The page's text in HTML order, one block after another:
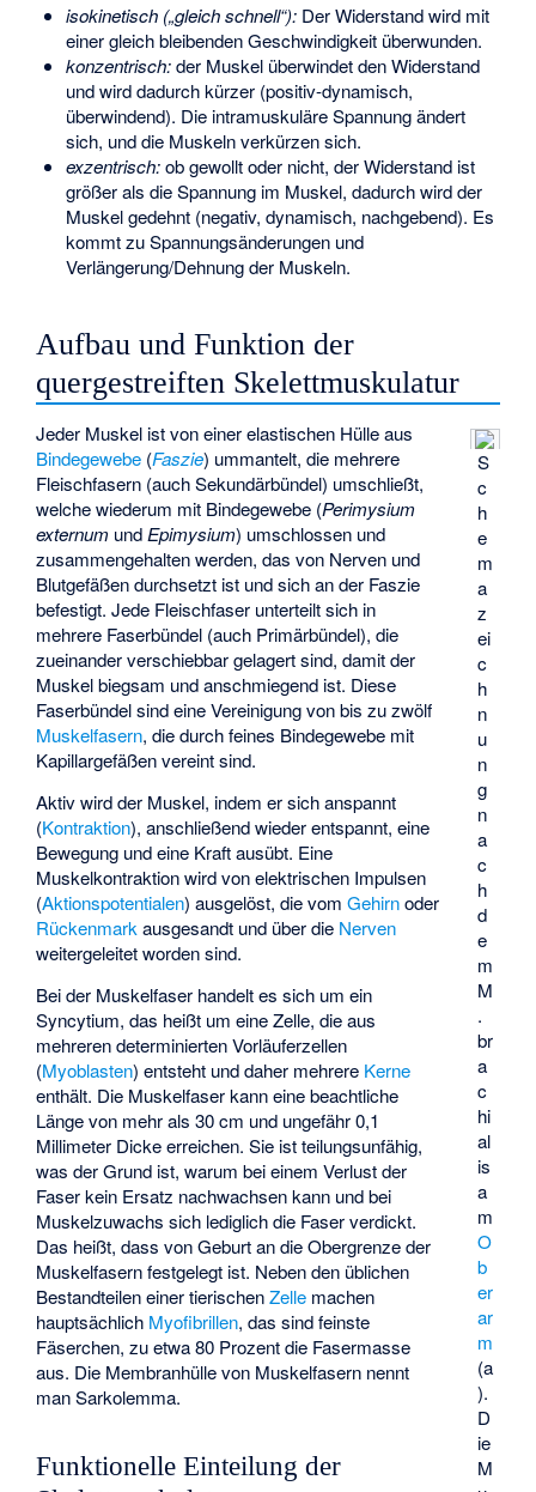
isokinetisch („gleich schnell“):Der Widerstand wird mit
einer gleich bleibenden Geschwindigkeit überwunden.
konzentrisch:der Muskel überwindet den Widerstand
und wird dadurch kürzer (positiv-dynamisch,
überwindend). Die intramuskuläre Spannung ändert
sich, und die Muskeln verkürzen sich.
exzentrisch:ob gewollt oder nicht, der Widerstand ist
größer als die Spannung im Muskel, dadurch wird der
Muskel gedehnt (negativ, dynamisch, nachgebend). Es
kommt zu Spannungsänderungen und
Verlängerung/Dehnung der Muskeln.
Aufbau und Funktion der
quergestreiften Skelettmuskulatur
S
c
h
e
m
a
z
ei
c
h
n
u
n
g
n
a
c
h
d
e
m
M
.
br
a
c
hi
al
is
a
m
O
b
er
ar
m
(a
).
D
ie
M
Jeder Muskel ist von einer elastischen Hülle aus
Bindegewebe (Faszie) ummantelt, die mehrere
Fleischfasern (auch Sekundärbündel) umschließt,
welche wiederum mit Bindegewebe (Perimysium
externum undEpimysium) umschlossen und
zusammengehalten werden, das von Nerven und
Blutgefäßen durchsetzt ist und sich an der Faszie
befestigt. Jede Fleischfaser unterteilt sich in
mehrere Faserbündel (auch Primärbündel), die
zueinander verschiebbar gelagert sind, damit der
Muskel biegsam und anschmiegend ist. Diese
Faserbündel sind eine Vereinigung von bis zu zwölf
Muskelfasern, die durch feines Bindegewebe mit
Kapillargefäßen vereint sind.
Aktiv wird der Muskel, indem er sich anspannt
(Kontraktion), anschließend wieder entspannt, eine
Bewegung und eine Kraft ausübt. Eine
Muskelkontraktion wird von elektrischen Impulsen
(Aktionspotentialen) ausgelöst, die vomGehirnoder
Rückenmark ausgesandt und über die Nerven
weitergeleitet worden sind.
Bei der Muskelfaser handelt es sich um ein
Syncytium, das heißt um eine Zelle, die aus
mehreren determinierten Vorläuferzellen
(Myoblasten) entsteht und daher mehrere Kerne
enthält. Die Muskelfaser kann eine beachtliche
Länge von mehr als 30 cm und ungefähr 0,1
Millimeter Dicke erreichen. Sie ist teilungsunfähig,
was der Grund ist, warum bei einem Verlust der
Faser kein Ersatz nachwachsen kann und bei
Muskelzuwachs sich lediglich die Faser verdickt.
Das heißt, dass von Geburt an die Obergrenze der
Muskelfasern festgelegt ist. Neben den üblichen
Bestandteilen einer tierischenZelle machen
hauptsächlich Myofibrillen, das sind feinste
Fäserchen, zu etwa 80 Prozent die Fasermasse
aus. Die Membranhülle von Muskelfasern nennt
man Sarkolemma.
Funktionelle Einteilung der